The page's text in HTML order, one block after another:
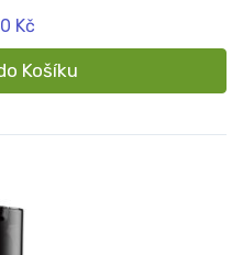
Kč
Košíku